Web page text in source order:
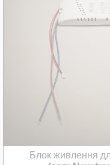
Блок живлення